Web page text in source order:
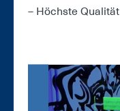
– Höchs­te Qua­li­tät